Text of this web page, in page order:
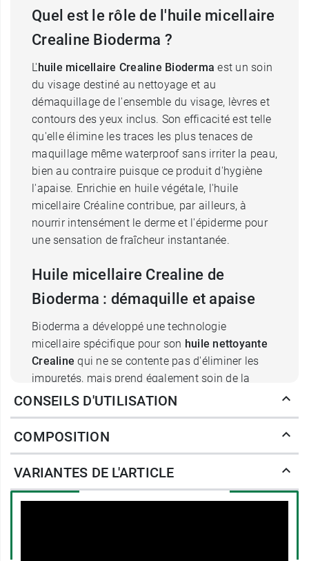
Quel est le rôle de l'huile micellaire
Crealine Bioderma ?
L'huile micellaire Crealine Bioderma est un soin
du visage destiné au nettoyage et au
démaquillage de l'ensemble du visage, lèvres et
contours des yeux inclus. Son efficacité est telle
qu'elle élimine les traces les plus tenaces de
maquillage même waterproof sans irriter la peau,
bien au contraire puisque ce produit d'hygiène
l'apaise. Enrichie en huile végétale, l'huile
micellaire Créaline contribue, par ailleurs, à
nourrir intensément le derme et l'épiderme pour
une sensation de fraîcheur instantanée.
Huile micellaire Crealine de
Bioderma : démaquille et apaise
Bioderma a développé une technologie
micellaire spécifique pour son huile nettoyante
Crealine qui ne se contente pas d'éliminer les
impuretés, mais prend également soin de la
peau dans un processus de double action. Dans
peau lors de l'application libèrent un acide
cellules cutanées dans la synthèse des lipides.
Ce premier mouvement a pour rôle de
la barrière naturelle de l'épiderme, garante
CONSEILS D'UTILISATION
COMPOSITION
VARIANTES DE L'ARTICLE